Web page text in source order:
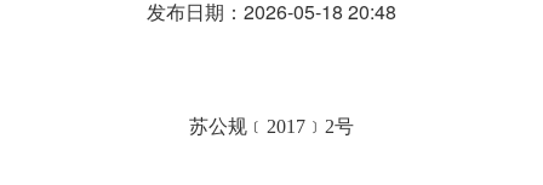
发布日期：2026-05-18 20:48
苏公规﹝ 2017 ﹞ 2号